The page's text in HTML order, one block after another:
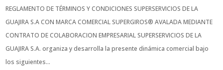
REGLAMENTO DE TÉRMINOS Y CONDICIONES SUPERSERVICIOS DE LA
GUAJIRA S.A CON MARCA COMERCIAL SUPERGIROS® AVALADA MEDIANTE
CONTRATO DE COLABORACION EMPRESARIAL SUPERSERVICIOS DE LA
GUAJIRA S.A. organiza y desarrolla la presente dinámica comercial bajo
los siguientes...